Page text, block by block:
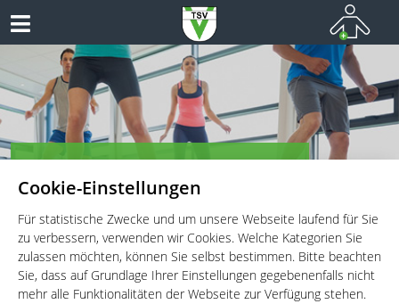
Cookie-Einstellungen
Für statistische Zwecke und um unsere Webseite laufend für Sie
zu verbessern, verwenden wir Cookies. Welche Kategorien Sie
zulassen möchten, können Sie selbst bestimmen. Bitte beachten
Sie, dass auf Grundlage Ihrer Einstellungen gegebenenfalls nicht
mehr alle Funktionalitäten der Webseite zur Verfügung stehen.
Fitness für Jung und Alt!